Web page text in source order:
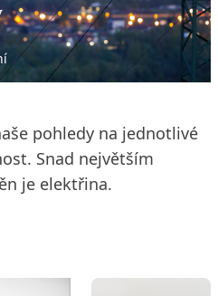
pohledy na jednotlivé
Snad největším
je elektřina.